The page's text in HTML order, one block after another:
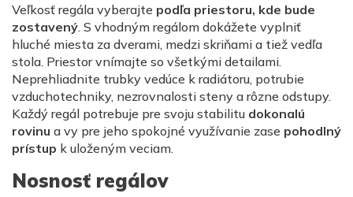
Veľkosť regála vyberajte podľa priestoru, kde bude
zostavený. S vhodným regálom dokážete vyplniť
hluché miesta za dverami, medzi skriňami a tiež vedľa
stola. Priestor vnímajte so všetkými detailami.
Neprehliadnite trubky vedúce k radiátoru, potrubie
vzduchotechniky, nezrovnalosti steny a rôzne odstupy.
Každý regál potrebuje pre svoju stabilitu dokonalú
rovinu a vy pre jeho spokojné využívanie zase pohodlný
prístup k uloženým veciam.
Nosnosť regálov